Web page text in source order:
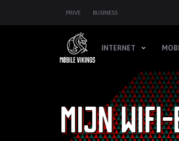
PRIVE BUSINESS
INTERNET
Mijn